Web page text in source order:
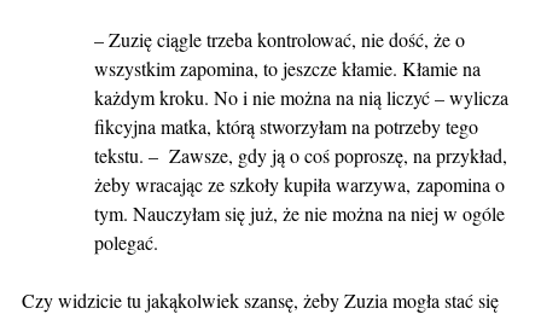
– Zuzię ciągle trzeba kontrolować, nie dość, że o
wszystkim zapomina, to jeszcze kłamie. Kłamie na
każdym kroku. No i nie można na nią liczyć – wylicza
fikcyjna matka, którą stworzyłam na potrzeby tego
tekstu. – Zawsze, gdy ją o coś poproszę, na przykład,
żeby wracając ze szkoły kupiła warzywa, zapomina o
tym. Nauczyłam się już, że nie można na niej w ogóle
polegać.
Czy widzicie tu jakąkolwiek szansę, żeby Zuzia mogła stać się